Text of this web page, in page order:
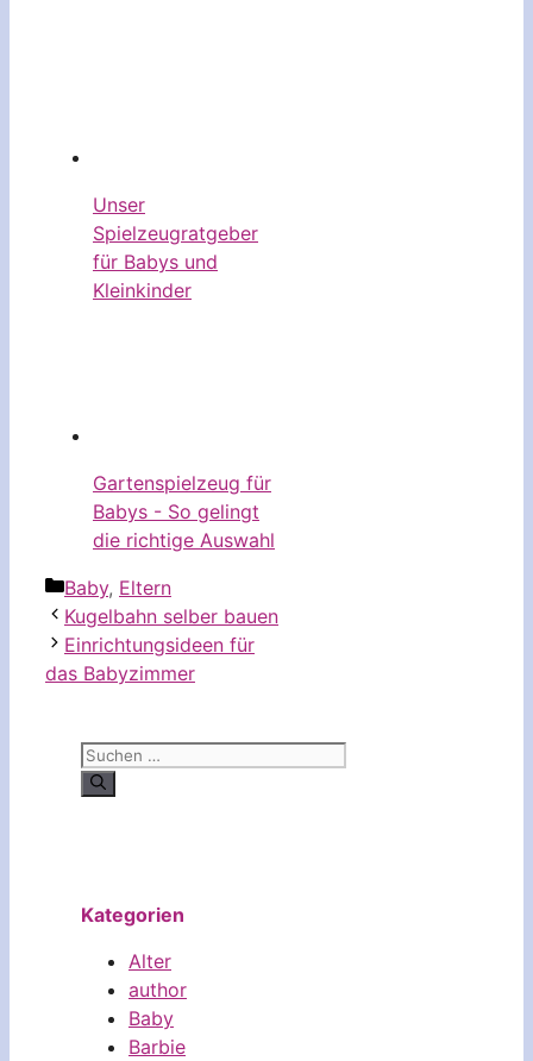
Unser
Spielzeugratgeber
für Babys und
Kleinkinder
Gartenspielzeug für
Babys - So gelingt
die richtige Auswahl
Kategorien
Baby, Eltern
Kugelbahn selber bauen
Einrichtungsideen für
das Babyzimmer
Suchen
nach:
Kategorien
Alter
author
Baby
Barbie